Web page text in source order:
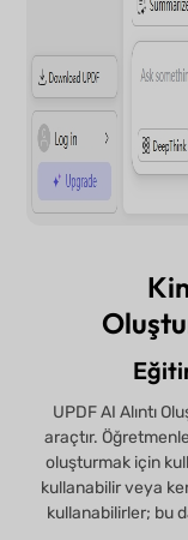
UPDF AI Alıntı
araçtır.
oluşturmak için
kullanabilir veya
kullanabilirler; bu